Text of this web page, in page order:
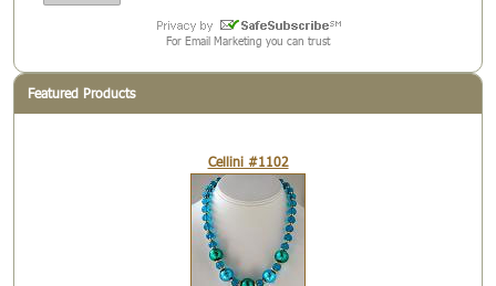
For Email Marketing you can trust
Featured Products
Cellini #1102